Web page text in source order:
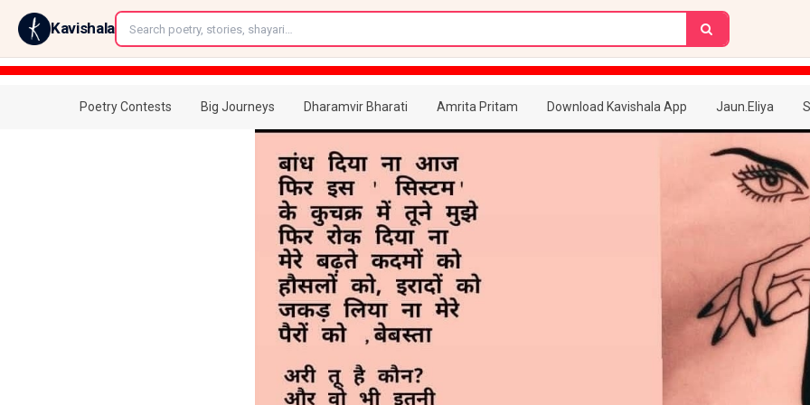
Kavishala
Poetry Contests Big Journeys Dharamvir Bharati Amrita Pritam Download Kavishala App Jaun.Eliya